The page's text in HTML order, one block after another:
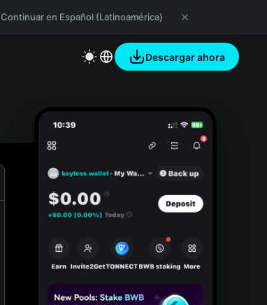
Continuar en Español (Latinoamérica)
Descargar ahora